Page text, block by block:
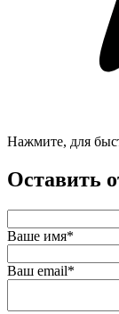
Нажмите, для
Оставить
Ваше имя*
Ваш email*